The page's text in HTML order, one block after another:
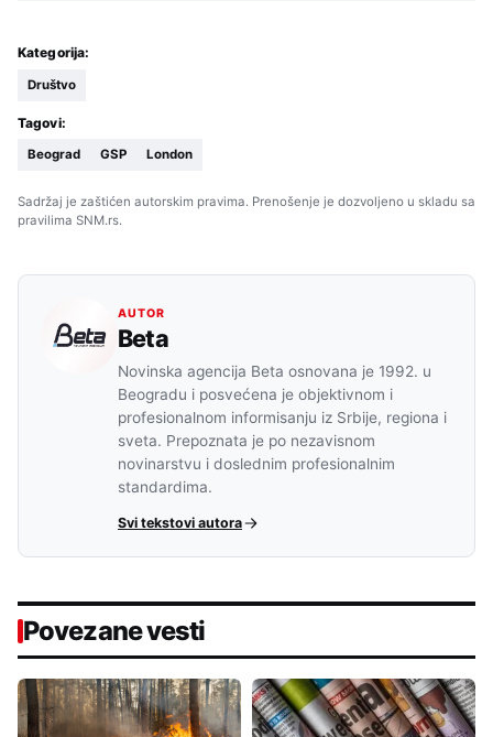
Kategorija:
Društvo
Tagovi:
Beograd GSP London
Sadržaj je zaštićen autorskim pravima. Prenošenje je dozvoljeno u skladu sa
pravilima SNM.rs.
AUTOR
Beta
Novinska agencija Beta osnovana je 1992. u
Beogradu i posvećena je objektivnom i
profesionalnom informisanju iz Srbije, regiona i
sveta. Prepoznata je po nezavisnom
novinarstvu i doslednim profesionalnim
standardima.
Svi tekstovi autora
Povezane vesti